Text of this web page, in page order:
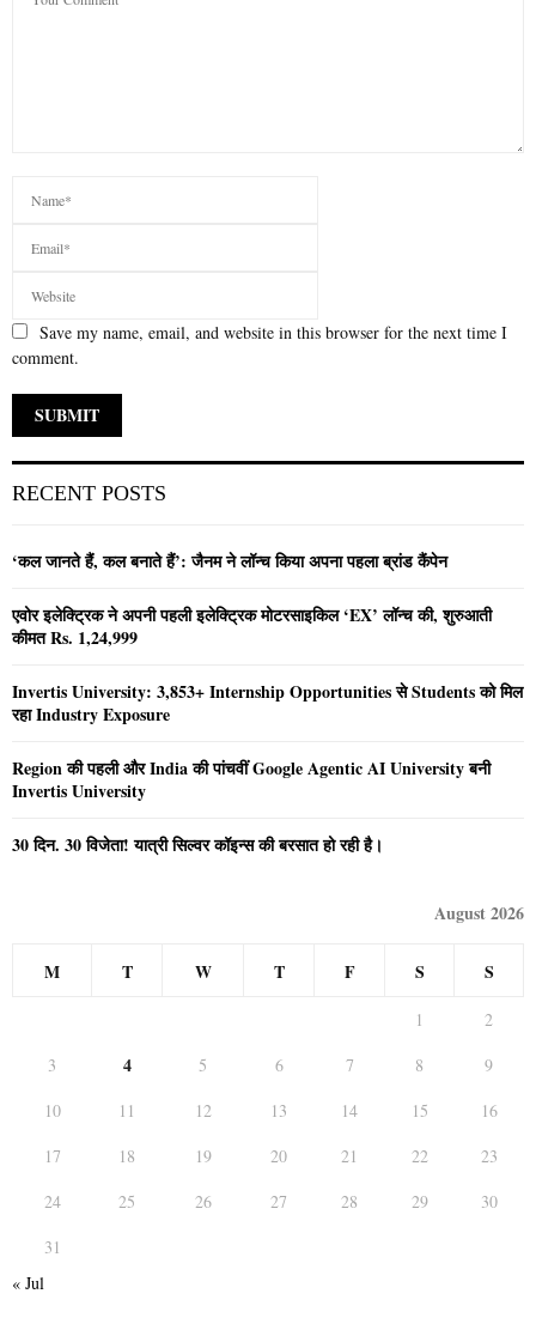
Save my name, email, and website in this browser for the next time I
comment.
RECENT POSTS
‘कल जानते हैं, कल बनाते हैं’: जैनम ने लॉन्च किया अपना पहला ब्रांड कैंपेन
एवोर इलेक्ट्रिक ने अपनी पहली इलेक्ट्रिक मोटरसाइकिल ‘EX’ लॉन्च की, शुरुआती
कीमत Rs. 1,24,999
Invertis University: 3,853+ Internship Opportunities से Students को मिल
रहा Industry Exposure
Region की पहली और India की पांचवीं Google Agentic AI University बनी
Invertis University
30 दिन. 30 विजेता! यात्री सिल्वर कॉइन्स की बरसात हो रही है।
August 2026
M T W T F S S
1
2
3
4 5 6 7 8
9
10
11 12 13 14 15
16
17
18 19 20 21 22
23
24
25 26 27 28 29
30
31
« Jul